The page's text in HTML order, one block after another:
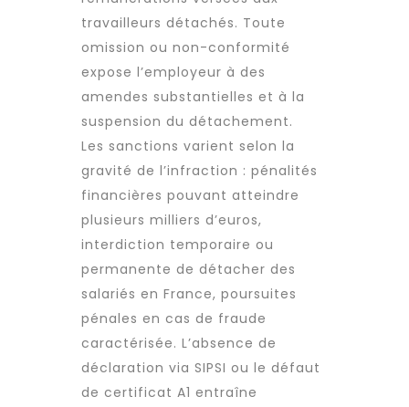
travailleurs détachés. Toute
omission ou non-conformité
expose l’employeur à des
amendes substantielles et à la
suspension du détachement.
Les sanctions varient selon la
gravité de l’infraction : pénalités
financières pouvant atteindre
plusieurs milliers d’euros,
interdiction temporaire ou
permanente de détacher des
salariés en France, poursuites
pénales en cas de fraude
caractérisée. L’absence de
déclaration via SIPSI ou le défaut
de certificat A1 entraîne